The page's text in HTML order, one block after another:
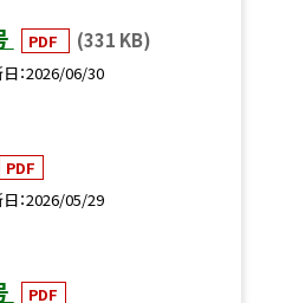
PDF (331 KB)
2026/06/30
PDF
2026/05/29
PDF